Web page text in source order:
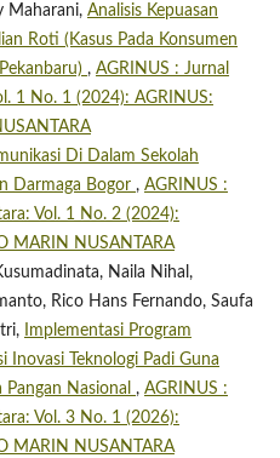
Maharani, Analisis Kepuasan
Roti (Kasus Pada Konsumen
, AGRINUS : Jurnal
1 No. 1 (2024): AGRINUS:
Di Dalam Sekolah
Darmaga Bogor , AGRINUS :
Vol. 1 No. 2 (2024):
MARIN NUSANTARA
Naila Nihal,
Rico Hans Fernando, Saufa
Implementasi Program
Inovasi Teknologi Padi Guna
Nasional , AGRINUS :
Vol. 3 No. 1 (2026):
MARIN NUSANTARA